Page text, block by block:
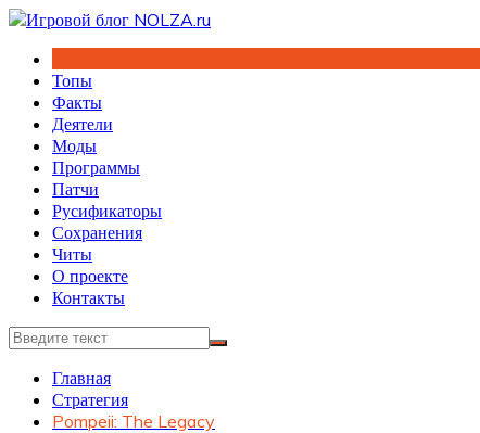
Перейти
содержимому
Топы
Факты
Деятели
Моды
Программы
Патчи
Русификаторы
Сохранения
Читы
О проекте
Контакты
Главная
Стратегия
Pompeii: The Legacy